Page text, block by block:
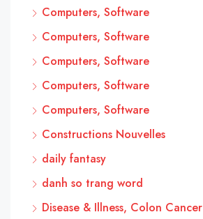
Computers, Software
Computers, Software
Computers, Software
Computers, Software
Computers, Software
Constructions Nouvelles
daily fantasy
danh so trang word
Disease & Illness, Colon Cancer